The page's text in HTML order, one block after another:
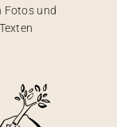
Fotos und
Texten